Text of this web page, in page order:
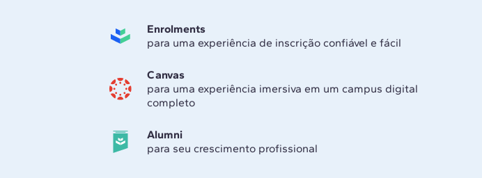
Enrolments
para uma experiência de inscrição confiável e fácil
Canvas
para uma experiência imersiva em um campus digital
completo
Alumni
para seu crescimento profissional